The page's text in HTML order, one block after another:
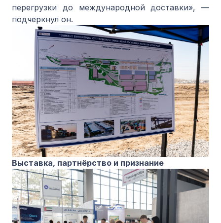
перегрузки до международной доставки», —
подчеркнул он.
Выставка, партнёрство и признание